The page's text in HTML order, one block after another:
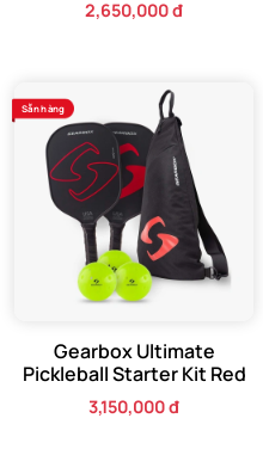
2,650,000 đ
Sẵn hàng
Gearbox Ultimate
Pickleball Starter Kit Red
3,150,000 đ